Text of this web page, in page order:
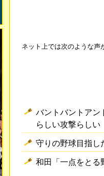
ネット上では次のような声
バントバントアン
らしい攻撃らしい
守りの野球目指し
和田「一点をとる